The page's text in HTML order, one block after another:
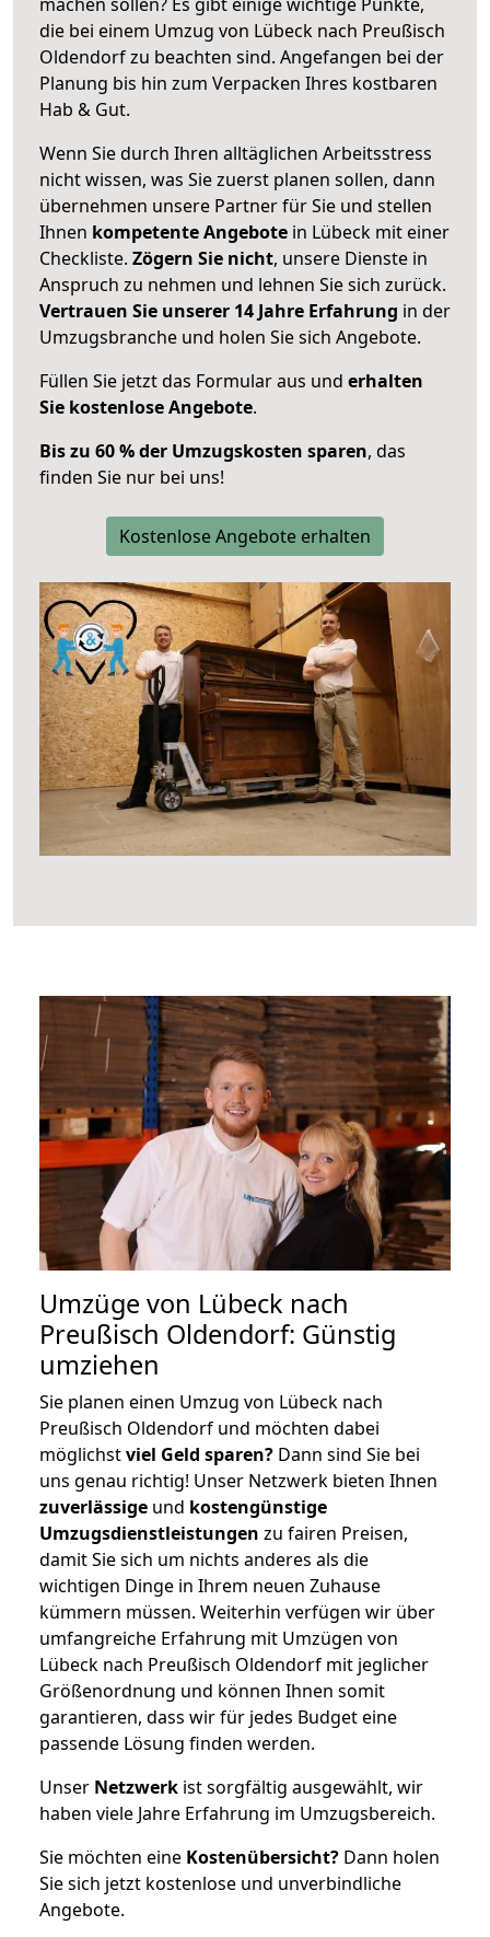
die bei einem Umzug von Lübeck nach Preußisch
Oldendorf zu beachten sind. Angefangen bei der
Planung bis hin zum Verpacken Ihres kostbaren
Hab & Gut.
Wenn Sie durch Ihren alltäglichen Arbeitsstress
nicht wissen, was Sie zuerst planen sollen, dann
übernehmen unsere Partner für Sie und stellen
Ihnen kompetente Angebote in Lübeck mit einer
Checkliste. Zögern Sie nicht, unsere Dienste in
Anspruch zu nehmen und lehnen Sie sich zurück.
Vertrauen Sie unserer 14 Jahre Erfahrung in der
Umzugsbranche und holen Sie sich Angebote.
Füllen Sie jetzt das Formular aus und erhalten
Sie kostenlose Angebote.
Bis zu 60 % der Umzugskosten sparen, das
finden Sie nur bei uns!
Kostenlose Angebote erhalten
Umzüge von Lübeck nach
Preußisch Oldendorf: Günstig
umziehen
Sie planen einen Umzug von Lübeck nach
Preußisch Oldendorf und möchten dabei
möglichstviel Geld sparen? Dann sind Sie bei
uns genau richtig! Unser Netzwerk bieten Ihnen
zuverlässige und kostengünstige
Umzugsdienstleistungen zu fairen Preisen,
damit Sie sich um nichts anderes als die
wichtigen Dinge in Ihrem neuen Zuhause
kümmern müssen. Weiterhin verfügen wir über
umfangreiche Erfahrung mit Umzügen von
Lübeck nach Preußisch Oldendorf mit jeglicher
Größenordnung und können Ihnen somit
garantieren, dass wir für jedes Budget eine
passende Lösung finden werden.
Unser Netzwerk ist sorgfältig ausgewählt, wir
haben viele Jahre Erfahrung im Umzugsbereich.
Sie möchten eine Kostenübersicht? Dann holen
Sie sich jetzt kostenlose und unverbindliche
Angebote.